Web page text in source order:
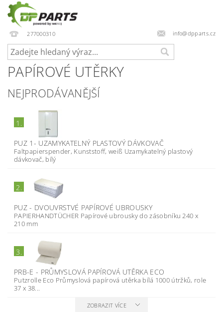
277000310 info@dpparts.cz
PAPÍROVÉ UTĚRKY
NEJPRODÁVANĚJŠÍ
1.
PUZ 1- UZAMYKATELNÝ PLASTOVÝ DÁVKOVAČ
Faltpapierspender, Kunststoff, weiß Uzamykatelný plastový
dávkovač, bílý
2.
PUZ - DVOUVRSTVÉ PAPÍROVÉ UBROUSKY
PAPIERHANDTÜCHER Papírové ubrousky do zásobníku 240 x
210 mm
3.
PRB-E - PRŮMYSLOVÁ PAPÍROVÁ UTĚRKA ECO
Putzrolle Eco Průmyslová papírová utěrka bílá 1000 útržků, role
37 x 38...
ZOBRAZIT VÍCE